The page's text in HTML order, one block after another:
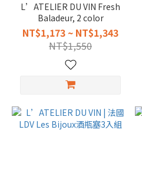
L’ATELIER DU VIN Fresh
Baladeur, 2 color
NT$1,173 ~ NT$1,343
NT$1,550